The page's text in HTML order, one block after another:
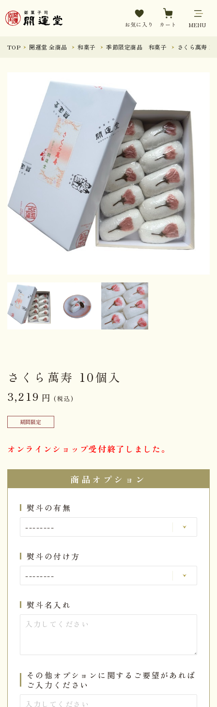
お気に入り カート MENU
TOP 開運堂 全商品 和菓子 季節限定商品 和菓子 さくら萬寿
さくら萬寿 10個入
3,219 円 (税込)
期間限定
オンラインショップ受付終了しました。
商品オプション
熨斗の有無
熨斗の付け方
熨斗名入れ
その他オプションに関するご要望があれば
ご入力ください